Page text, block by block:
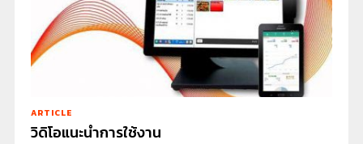
ARTICLE
วิดิโอแนะนำการใช้งาน